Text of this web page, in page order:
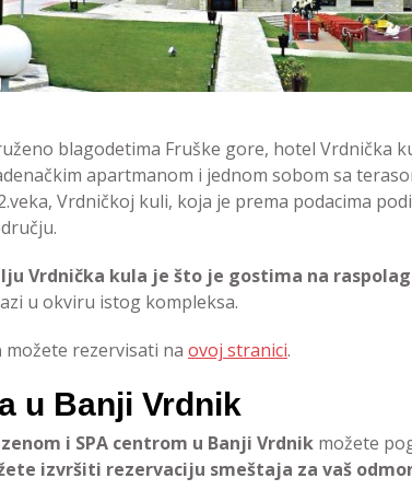
blagodetima Fruške gore, hotel Vrdnička
apartmanom i jednom sobom sa
Vrdničkoj kuli, koja je prema podacima
Vrdnička kula je što je gostima na
u okviru istog kompleksa.
možete rezervisati na ovoj stranici.
u Banji Vrdnik
i SPA centrom u Banji Vrdnik možete
izvršiti rezervaciju smeštaja za vaš